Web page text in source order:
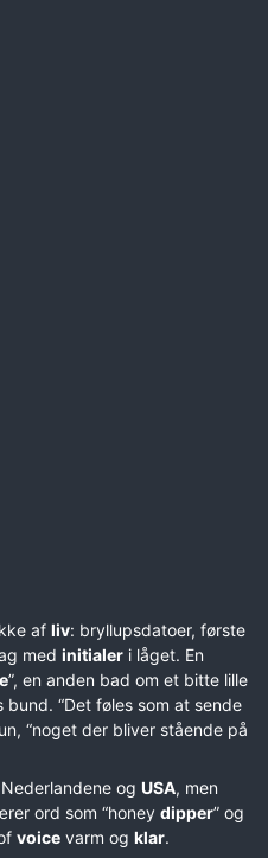
af liv: bryllupsdatoer, første
med initialer i låget. En
”, en anden bad om et bitte lille
“Det føles som at sende
“noget der bliver stående på
og USA, men
ord som “honey dipper” og
voice varm og klar.